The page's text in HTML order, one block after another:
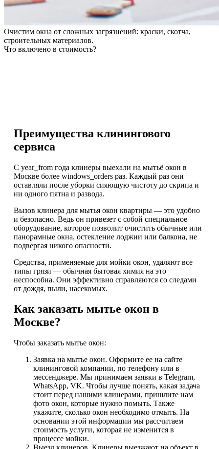
Очистим окна от сложных загрязнений: краски, скотча,
строительных материалов.
Что включено в стоимость?
Преимущества клинингового
сервиса
С year_from года клинеры выехали на мытьё окон в
Москве более windows_orders раз. Каждый раз они
оставляли после уборки сияющую чистоту до скрипа и
ни одного пятна и развода.
Вызов клинера для мытья окон квартиры — это удобно
и безопасно. Ведь он привезет с собой специальное
оборудование, которое позволит очистить обычные или
панорамные окна, остекление лоджии или балкона, не
подвергая никого опасности.
Средства, применяемые для мойки окон, удаляют все
типы грязи — обычная бытовая химия на это
неспособна. Они эффективно справляются со следами
от дождя, пыли, насекомых.
Как заказать мытье окон в
Москве?
Чтобы заказать мытье окон:
Заявка на мытье окон. Оформите ее на сайте
клининговой компании, по телефону или в
мессенджере. Мы принимаем заявки в Telegram,
WhatsApp, VK. Чтобы лучше понять, какая задача
стоит перед нашими клинерами, пришлите нам
фото окон, которые нужно помыть. Также
укажите, сколько окон необходимо отмыть. На
основании этой информации мы рассчитаем
стоимость услуги, которая не изменится в
процессе мойки.